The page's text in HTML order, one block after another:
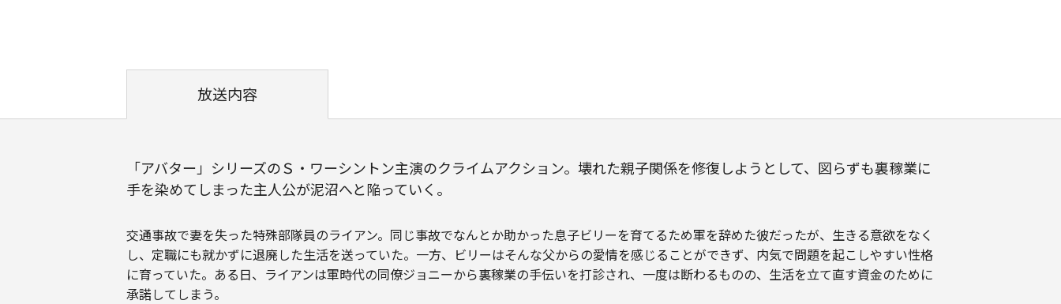
放送内容
「アバター」シリーズのＳ・ワーシントン主演のクライムアクション。壊れた親子関係を修復しようとして、図らずも裏稼業に
手を染めてしまった主人公が泥沼へと陥っていく。
交通事故で妻を失った特殊部隊員のライアン。同じ事故でなんとか助かった息子ビリーを育てるため軍を辞めた彼だったが、生きる意欲をなく
し、定職にも就かずに退廃した生活を送っていた。一方、ビリーはそんな父からの愛情を感じることができず、内気で問題を起こしやすい性格
に育っていた。ある日、ライアンは軍時代の同僚ジョニーから裏稼業の手伝いを打診され、一度は断わるものの、生活を立て直す資金のために
承諾してしまう。